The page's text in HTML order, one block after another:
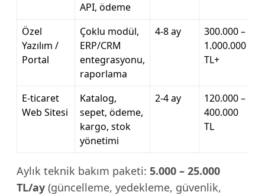
API, ödeme
Özel
Yazılım /
Portal
Çoklu modül,
ERP/CRM
entegrasyonu,
raporlama
4-8 ay
300.000 –
1.000.000
TL+
E-ticaret
Web Sitesi
Katalog,
sepet, ödeme,
kargo, stok
yönetimi
2-4 ay
120.000 –
400.000
TL
Aylık teknik bakım paketi: 5.000 – 25.000
TL/ay (güncelleme, yedekleme, güvenlik,